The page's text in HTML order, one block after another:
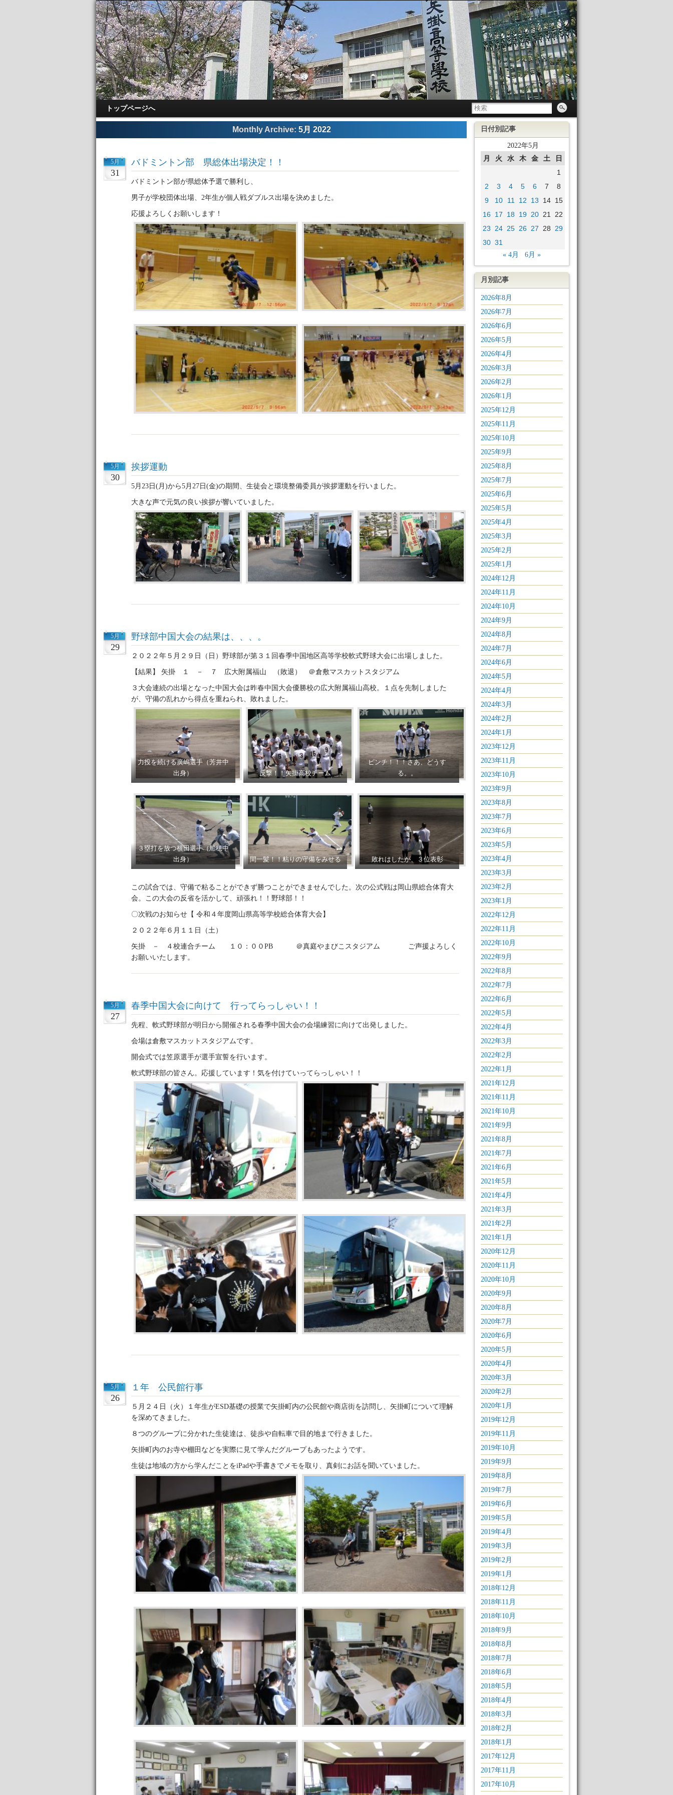
トップページへ
Monthly Archive: 5月 2022
5月
31
バドミントン部 県総体出場決定！！
バドミントン部が県総体予選で勝利し、
男子が学校団体出場、2年生が個人戦ダブルス出場を決めました。
応援よろしくお願いします！
5月
30
挨拶運動
5月23日(月)から5月27日(金)の期間、生徒会と環境整備委員が挨拶運動を行いました。
大きな声で元気の良い挨拶が響いていました。
5月
29
野球部中国大会の結果は、、、。
２０２２年５月２９日（日）野球部が第３１回春季中国地区高等学校軟式野球大会に出場しました。
【結果】 矢掛 １ － ７ 広大附属福山 （敗退） ＠倉敷マスカットスタジアム
３大会連続の出場となった中国大会は昨春中国大会優勝校の広大附属福山高校。１点を先制しました
が、守備の乱れから得点を重ねられ、敗れました。
力投を続ける廣嶋選手（芳井中
出身）
反撃！！矢掛高校チーム
ピンチ！！！さあ、どうす
る。。
３塁打を放つ横田選手（船穂中
出身）
間一髪！！粘りの守備をみせる 敗れはしたが、３位表彰
この試合では、守備で粘ることができず勝つことができませんでした。次の公式戦は岡山県総合体育大
会。この大会の反省を活かして、頑張れ！！野球部！！
〇次戦のお知らせ【 令和４年度岡山県高等学校総合体育大会】
２０２２年６月１１日（土）
矢掛 － ４校連合チーム １０：００PB ＠真庭やまびこスタジアム ご声援よろしく
お願いいたします。
5月
27
春季中国大会に向けて 行ってらっしゃい！！
先程、軟式野球部が明日から開催される春季中国大会の会場練習に向けて出発しました。
会場は倉敷マスカットスタジアムです。
開会式では笠原選手が選手宣誓を行います。
軟式野球部の皆さん。応援しています！気を付けていってらっしゃい！！
5月
26
１年 公民館行事
５月２４日（火）１年生がESD基礎の授業で矢掛町内の公民館や商店街を訪問し、矢掛町について理解
を深めてきました。
８つのグループに分かれた生徒達は、徒歩や自転車で目的地まで行きました。
矢掛町内のお寺や棚田などを実際に見て学んだグループもあったようです。
生徒は地域の方から学んだことをiPadや手書きでメモを取り、真剣にお話を聞いていました。
日付別記事
2022年5月
月 火 水 木 金 土
日
1
2
3 4 5 6 7
8
9
10 11 12 13 14 15
16
17 18 19 20 21
22
23
24 25 26 27 28
29
30 31
« 4月 6月 »
月別記事
2026年8月
2026年7月
2026年6月
2026年5月
2026年4月
2026年3月
2026年2月
2026年1月
2025年12月
2025年11月
2025年10月
2025年9月
2025年8月
2025年7月
2025年6月
2025年5月
2025年4月
2025年3月
2025年2月
2025年1月
2024年12月
2024年11月
2024年10月
2024年9月
2024年8月
2024年7月
2024年6月
2024年5月
2024年4月
2024年3月
2024年2月
2024年1月
2023年12月
2023年11月
2023年10月
2023年9月
2023年8月
2023年7月
2023年6月
2023年5月
2023年4月
2023年3月
2023年2月
2023年1月
2022年12月
2022年11月
2022年10月
2022年9月
2022年8月
2022年7月
2022年6月
2022年5月
2022年4月
2022年3月
2022年2月
2022年1月
2021年12月
2021年11月
2021年10月
2021年9月
2021年8月
2021年7月
2021年6月
2021年5月
2021年4月
2021年3月
2021年2月
2021年1月
2020年12月
2020年11月
2020年10月
2020年9月
2020年8月
2020年7月
2020年6月
2020年5月
2020年4月
2020年3月
2020年2月
2020年1月
2019年12月
2019年11月
2019年10月
2019年9月
2019年8月
2019年7月
2019年6月
2019年5月
2019年4月
2019年3月
2019年2月
2019年1月
2018年12月
2018年11月
2018年10月
2018年9月
2018年8月
2018年7月
2018年6月
2018年5月
2018年4月
2018年3月
2018年2月
2018年1月
2017年12月
2017年11月
2017年10月